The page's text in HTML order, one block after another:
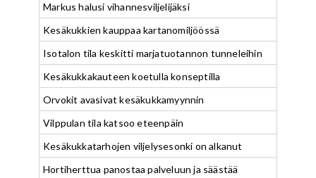
Markus halusi vihannesviljelijäksi
Kesäkukkien kauppaa kartanomiljöössä
Isotalon tila keskitti marjatuotannon tunneleihin
Kesäkukkakauteen koetulla konseptilla
Orvokit avasivat kesäkukkamyynnin
Vilppulan tila katsoo eteenpäin
Kesäkukkatarhojen viljelysesonki on alkanut
Hortiherttua panostaa palveluun ja säästää